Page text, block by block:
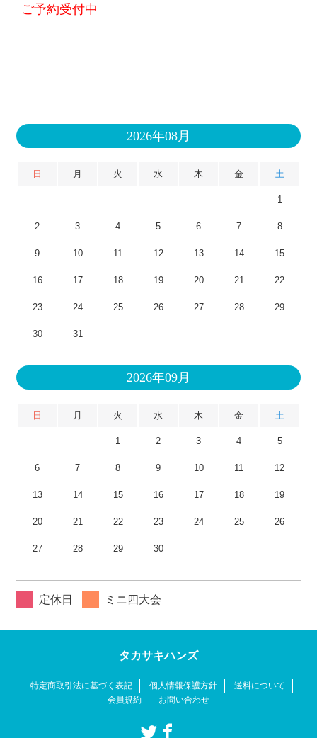
ご予約受付中
2026年08月
日 月 火 水 木 金 土
1
2 3 4 5 6 7 8
9 10 11 12 13 14 15
16 17 18 19 20 21 22
23 24 25 26 27 28 29
30 31
2026年09月
日 月 火 水 木 金 土
1 2 3 4 5
6 7 8 9 10 11 12
13 14 15 16 17 18 19
20 21 22 23 24 25 26
27 28 29 30
定休日 ミニ四大会
タカサキハンズ
特定商取引法に基づく表記 個人情報保護方針
送料について
会員規約
お問い合わせ